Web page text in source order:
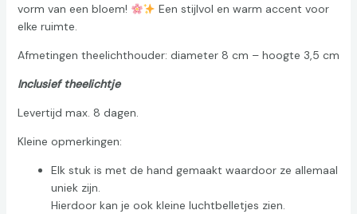
vorm van een bloem!
Een stijlvol en warm accent voor
elke ruimte.
Afmetingen theelichthouder: diameter 8 cm – hoogte 3,5 cm
Inclusief theelichtje
Levertijd max. 8 dagen.
Kleine opmerkingen:
Elk stuk is met de hand gemaakt waardoor ze allemaal
uniek zijn.
Hierdoor kan je ook kleine luchtbelletjes zien.